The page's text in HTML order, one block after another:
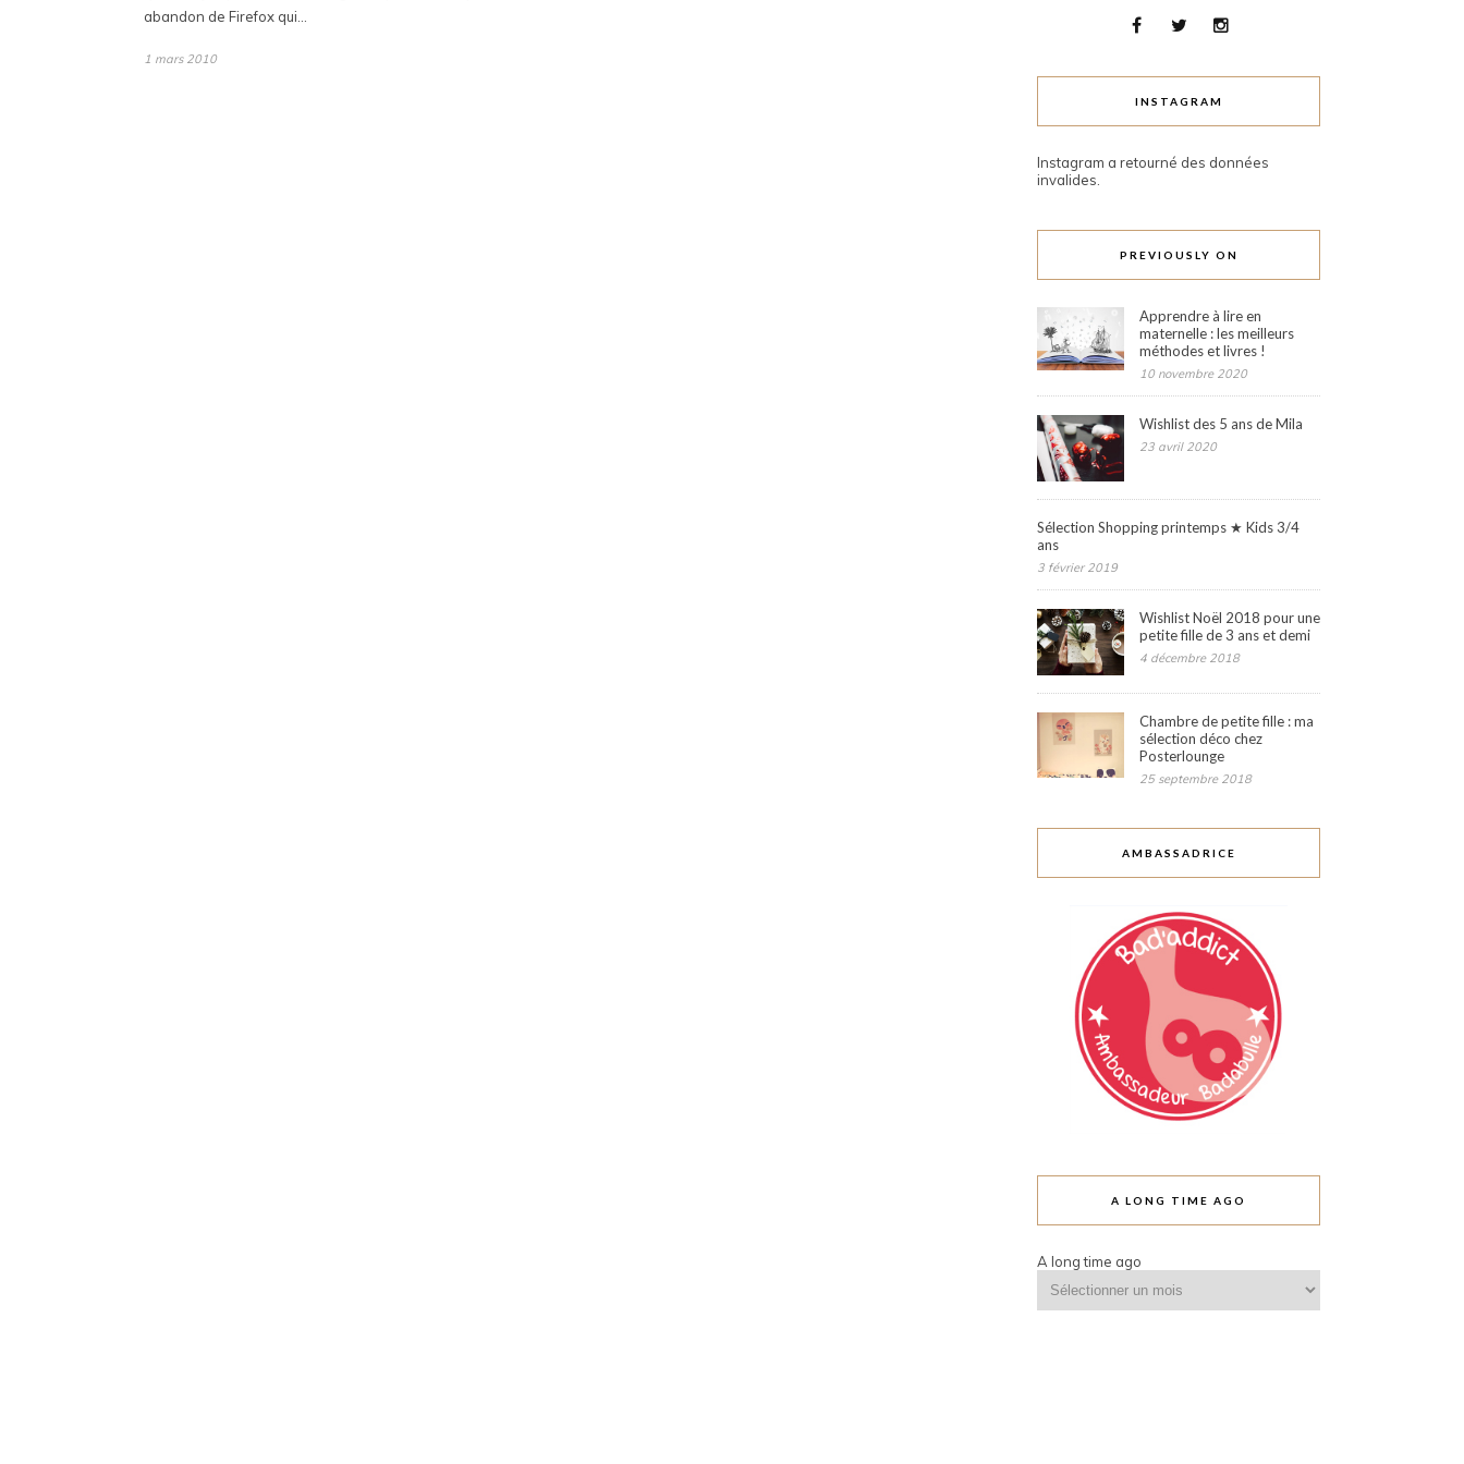
abandon de Firefox qui…
1 mars 2010
INSTAGRAM
Instagram a retourné des données
invalides.
PREVIOUSLY ON
Apprendre à lire en
maternelle : les meilleurs
méthodes et livres !
10 novembre 2020
Wishlist des 5 ans de Mila
23 avril 2020
Sélection Shopping printemps ★ Kids 3/4
ans
3 février 2019
Wishlist Noël 2018 pour une
petite fille de 3 ans et demi
4 décembre 2018
Chambre de petite fille : ma
sélection déco chez
Posterlounge
25 septembre 2018
AMBASSADRICE
A LONG TIME AGO
A long time ago